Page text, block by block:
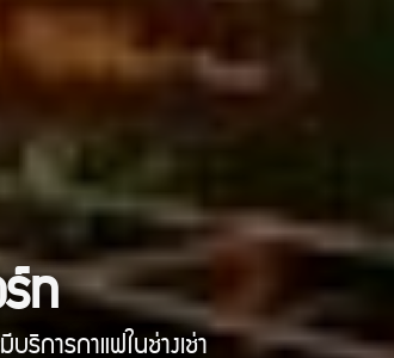
ท
การกาแฟในช่างเช่า